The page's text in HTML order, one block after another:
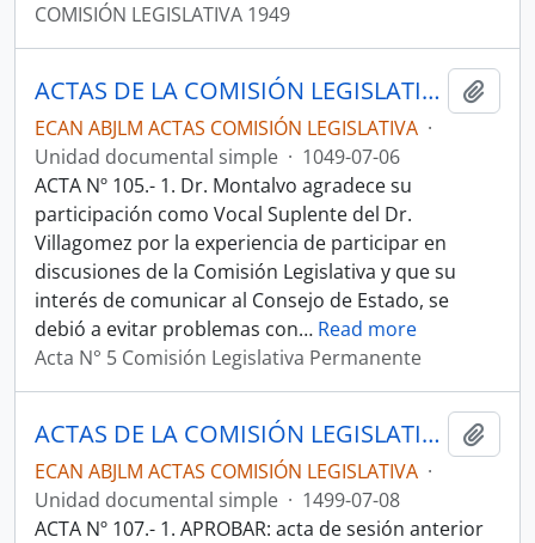
COMISIÓN LEGISLATIVA 1949
ACTAS DE LA COMISIÓN LEGISLATIVA PERMANENTE 1949
ECAN ABJLM ACTAS COMISIÓN LEGISLATIVA ·
Unidad documental simple · 1049-07-06
ACTA Nº 105.- 1. Dr. Montalvo agradece su
participación como Vocal Suplente del Dr.
Villagomez por la experiencia de participar en
discusiones de la Comisión Legislativa y que su
interés de comunicar al Consejo de Estado, se
debió a evitar problemas con… Read more
Acta N° 5 Comisión Legislativa Permanente
ACTAS DE LA COMISIÓN LEGISLATIVA PERMANENTE 1949
ECAN ABJLM ACTAS COMISIÓN LEGISLATIVA ·
Unidad documental simple · 1499-07-08
ACTA Nº 107.- 1. APROBAR: acta de sesión anterior